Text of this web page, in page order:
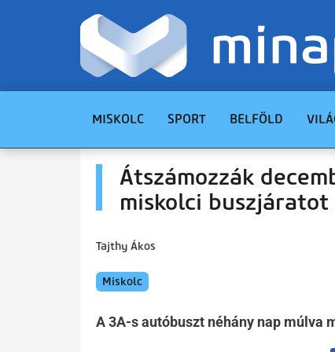
MISKOLC SPORT BELFÖLD
Átszámozzák
miskolci buszjáratot
Tajthy Ákos
Miskolc
A 3A-s autóbuszt néhány nap múlva